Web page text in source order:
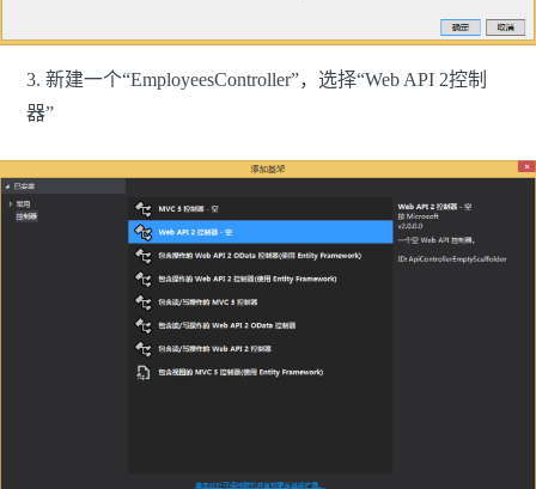
3. 新建一个“EmployeesController”，选择“Web API 2控制
器”